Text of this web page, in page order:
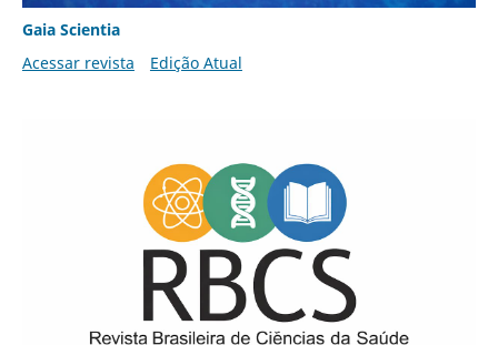
Gaia Scientia
Acessar revista
Edição Atual